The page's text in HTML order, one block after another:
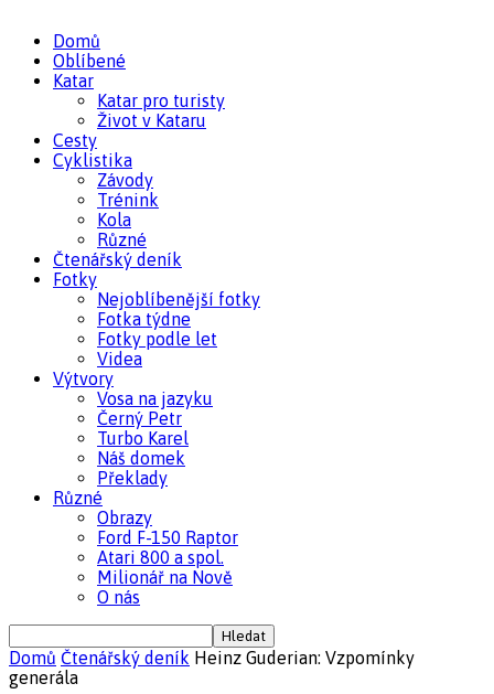
Domů
Oblíbené
Katar
Katar pro turisty
Život v Kataru
Cesty
Cyklistika
Závody
Trénink
Kola
Různé
Čtenářský deník
Fotky
Nejoblíbenější fotky
Fotka týdne
Fotky podle let
Videa
Výtvory
Vosa na jazyku
Černý Petr
Turbo Karel
Náš domek
Překlady
Různé
Obrazy
Ford F-150 Raptor
Atari 800 a spol.
Milionář na Nově
O nás
Domů Čtenářský deník Heinz Guderian: Vzpomínky
generála